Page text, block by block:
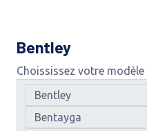
Bentley
Choississez votre modèle